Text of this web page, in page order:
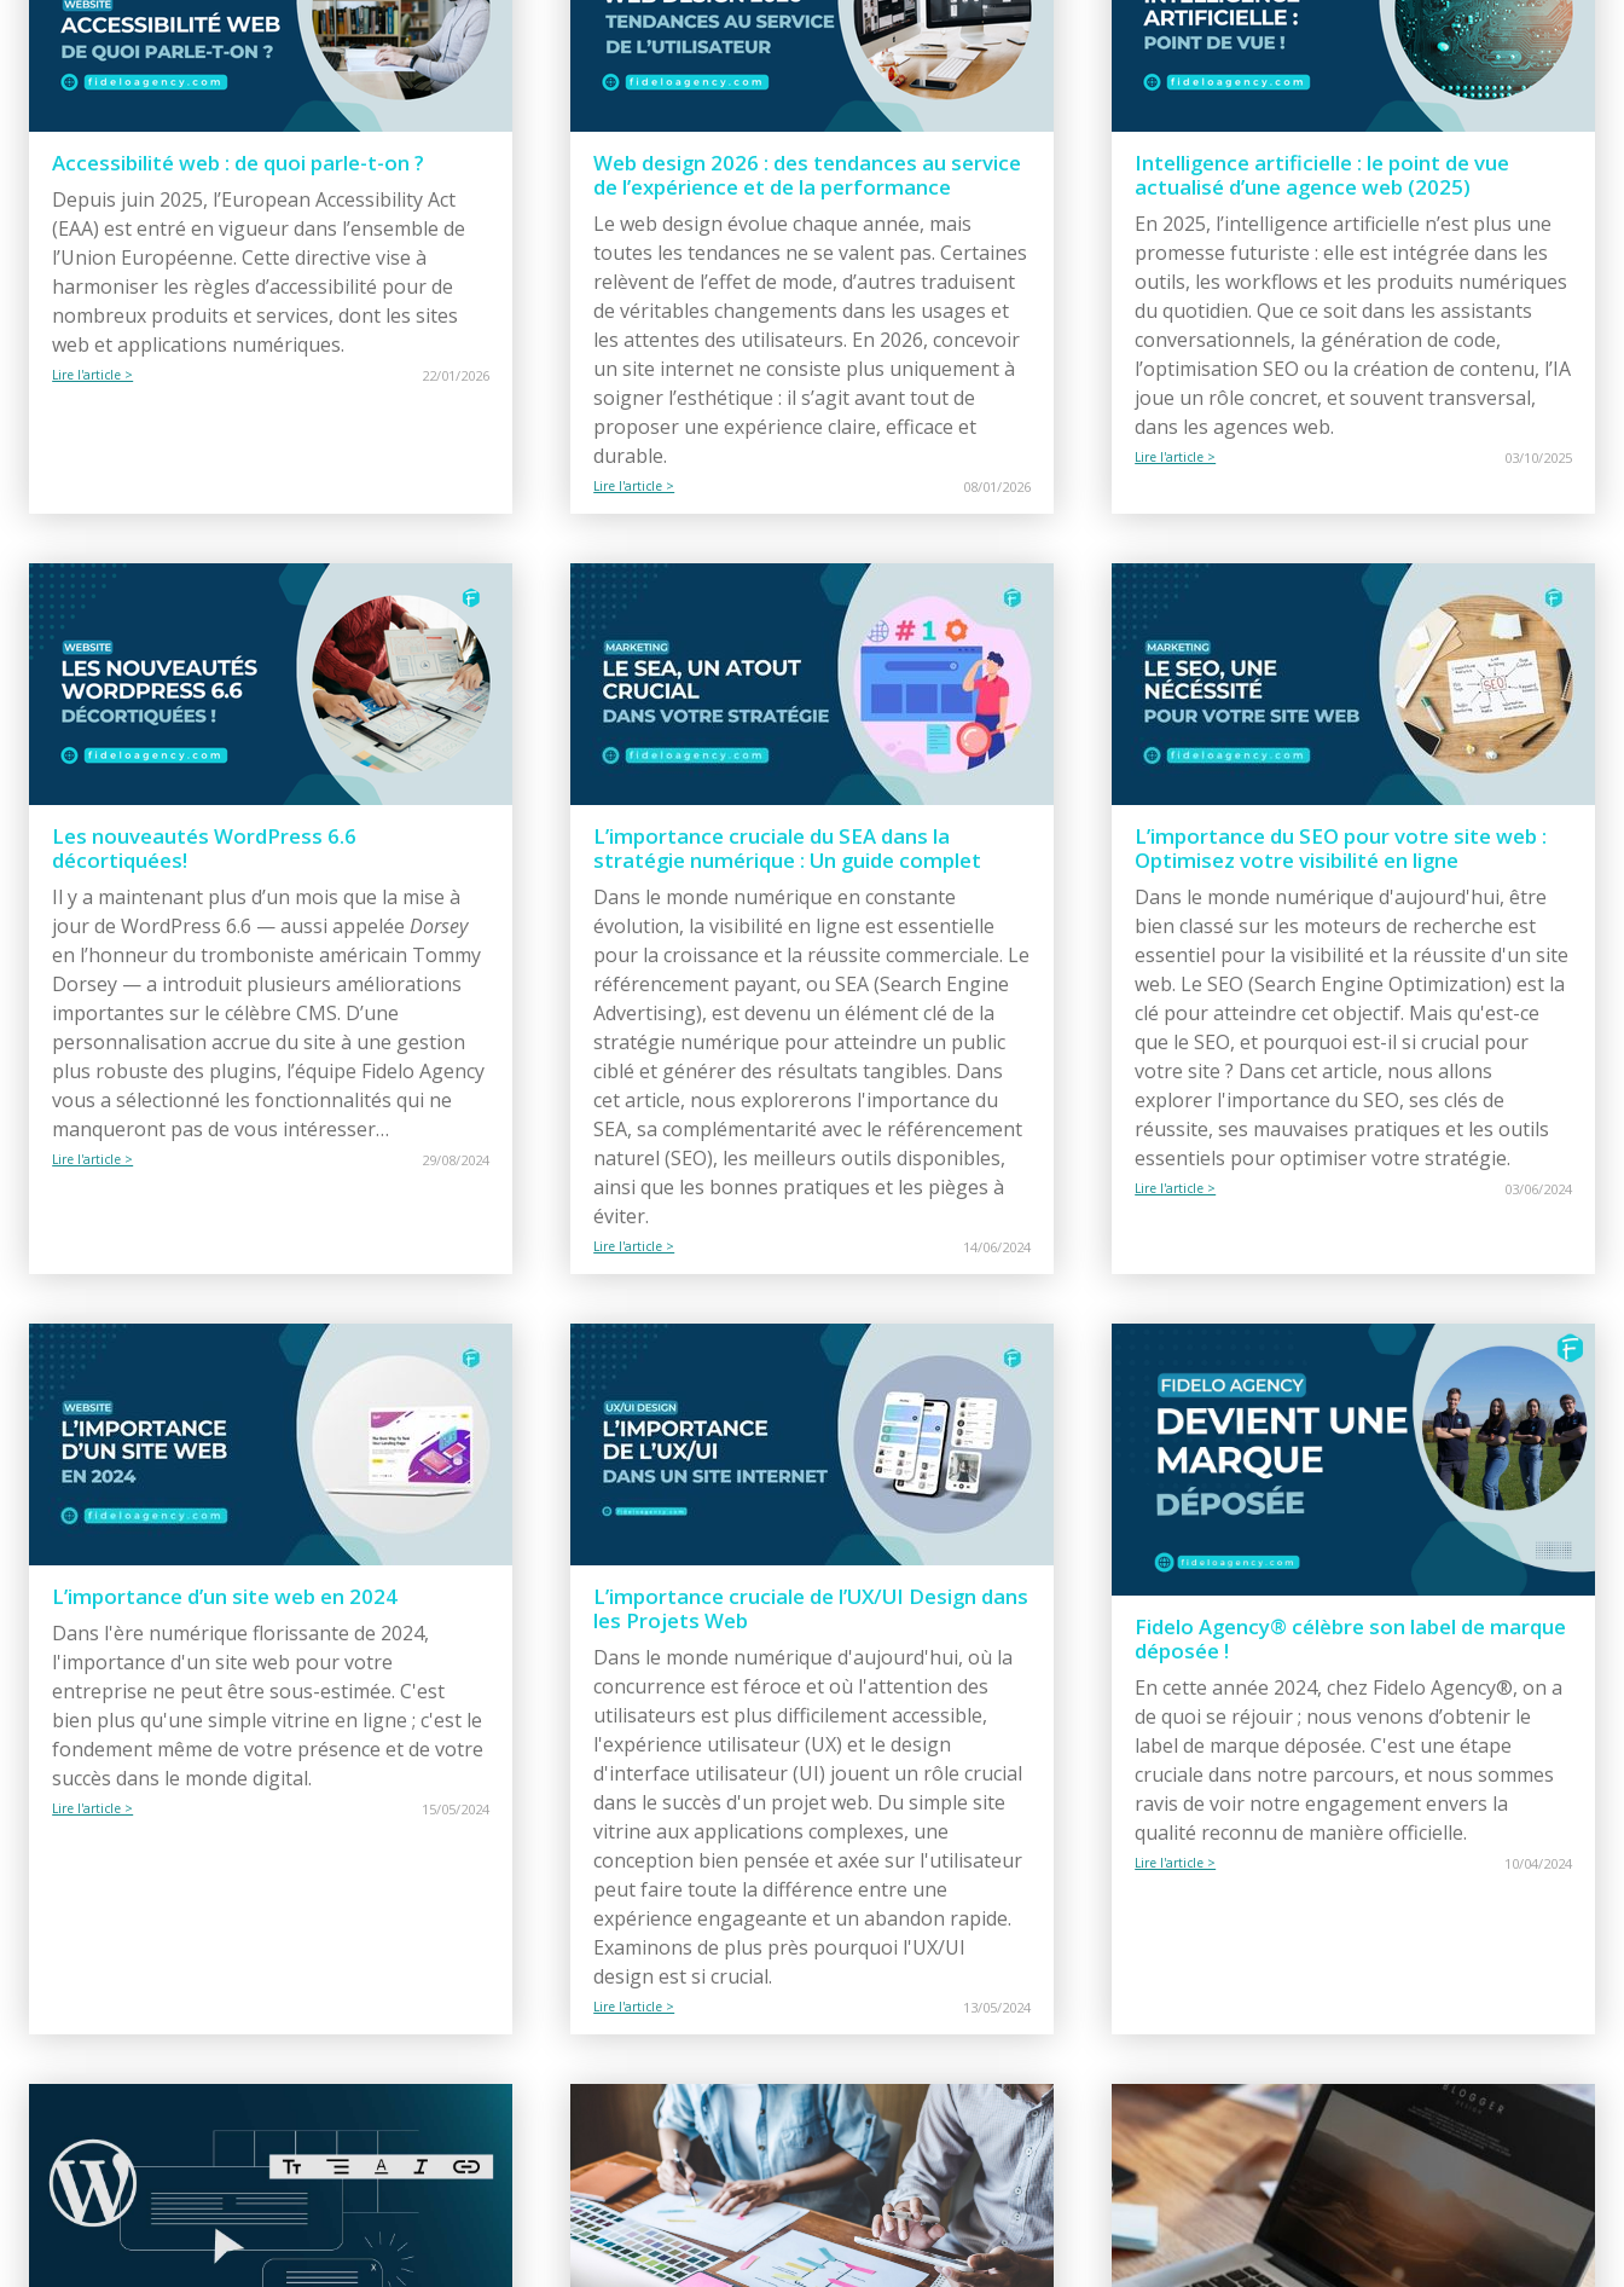
Accessibilité web : de quoi parle-t-on ?
Depuis juin 2025, l’European Accessibility Act
(EAA) est entré en vigueur dans l’ensemble de
l’Union Européenne. Cette directive vise à
harmoniser les règles d’accessibilité pour de
nombreux produits et services, dont les sites
web et applications numériques.
Lire l'article > 22/01/2026
Web design 2026 : des tendances au service
de l’expérience et de la performance
Le web design évolue chaque année, mais
toutes les tendances ne se valent pas. Certaines
relèvent de l’effet de mode, d’autres traduisent
de véritables changements dans les usages et
les attentes des utilisateurs. En 2026, concevoir
un site internet ne consiste plus uniquement à
soigner l’esthétique : il s’agit avant tout de
proposer une expérience claire, efficace et
durable.
Lire l'article > 08/01/2026
Intelligence artificielle : le point de vue
actualisé d’une agence web (2025)
En 2025, l’intelligence artificielle n’est plus une
promesse futuriste : elle est intégrée dans les
outils, les workflows et les produits numériques
du quotidien. Que ce soit dans les assistants
conversationnels, la génération de code,
l’optimisation SEO ou la création de contenu, l’IA
joue un rôle concret, et souvent transversal,
dans les agences web.
Lire l'article > 03/10/2025
Les nouveautés WordPress 6.6
décortiquées!
Il y a maintenant plus d’un mois que la mise à
jour de WordPress 6.6 — aussi appeléeDorsey
en l’honneur du tromboniste américain Tommy
Dorsey — a introduit plusieurs améliorations
importantes sur le célèbre CMS. D’une
personnalisation accrue du site à une gestion
plus robuste des plugins, l’équipe Fidelo Agency
vous a sélectionné les fonctionnalités qui ne
manqueront pas de vous intéresser…
Lire l'article > 29/08/2024
L’importance cruciale du SEA dans la
stratégie numérique : Un guide complet
Dans le monde numérique en constante
évolution, la visibilité en ligne est essentielle
pour la croissance et la réussite commerciale. Le
référencement payant, ou SEA (Search Engine
Advertising), est devenu un élément clé de la
stratégie numérique pour atteindre un public
ciblé et générer des résultats tangibles. Dans
cet article, nous explorerons l'importance du
SEA, sa complémentarité avec le référencement
naturel (SEO), les meilleurs outils disponibles,
ainsi que les bonnes pratiques et les pièges à
éviter.
Lire l'article > 14/06/2024
L’importance du SEO pour votre site web :
Optimisez votre visibilité en ligne
Dans le monde numérique d'aujourd'hui, être
bien classé sur les moteurs de recherche est
essentiel pour la visibilité et la réussite d'un site
web. Le SEO (Search Engine Optimization) est la
clé pour atteindre cet objectif. Mais qu'est-ce
que le SEO, et pourquoi est-il si crucial pour
votre site ? Dans cet article, nous allons
explorer l'importance du SEO, ses clés de
réussite, ses mauvaises pratiques et les outils
essentiels pour optimiser votre stratégie.
Lire l'article > 03/06/2024
L’importance d’un site web en 2024
Dans l'ère numérique florissante de 2024,
l'importance d'un site web pour votre
entreprise ne peut être sous-estimée. C'est
bien plus qu'une simple vitrine en ligne ; c'est le
fondement même de votre présence et de votre
succès dans le monde digital.
Lire l'article > 15/05/2024
L’importance cruciale de l’UX/UI Design dans
les Projets Web
Dans le monde numérique d'aujourd'hui, où la
concurrence est féroce et où l'attention des
utilisateurs est plus difficilement accessible,
l'expérience utilisateur (UX) et le design
d'interface utilisateur (UI) jouent un rôle crucial
dans le succès d'un projet web. Du simple site
vitrine aux applications complexes, une
conception bien pensée et axée sur l'utilisateur
peut faire toute la différence entre une
expérience engageante et un abandon rapide.
Examinons de plus près pourquoi l'UX/UI
design est si crucial.
Lire l'article > 13/05/2024
Fidelo Agency® célèbre son label de marque
déposée !
En cette année 2024, chez Fidelo Agency®, on a
de quoi se réjouir ; nous venons d’obtenir le
label de marque déposée. C'est une étape
cruciale dans notre parcours, et nous sommes
ravis de voir notre engagement envers la
qualité reconnu de manière officielle.
Lire l'article > 10/04/2024